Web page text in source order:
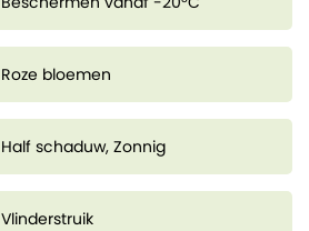
Roze bloemen
Half schaduw, Zonnig
Vlinderstruik